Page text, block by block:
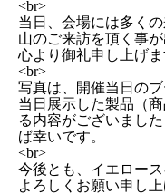
<br>
当日、会場には多く
山のご来訪を頂く事が
心より御礼申し上げま
<br>
写真は、開催当日の
当日展示した製品（
る内容がございまし
ば幸いです。
<br>
今後とも、イエロー
よろしくお願い申し上